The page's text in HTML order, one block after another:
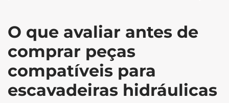
O que avaliar antes de
comprar peças
compatíveis para
escavadeiras hidráulicas